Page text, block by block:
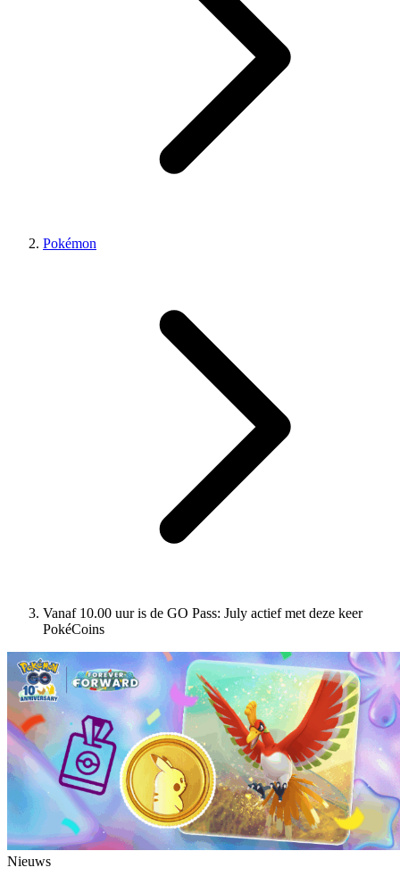
Pokémon
Vanaf 10.00 uur is de GO Pass: July actief met deze keer
PokéCoins
Nieuws